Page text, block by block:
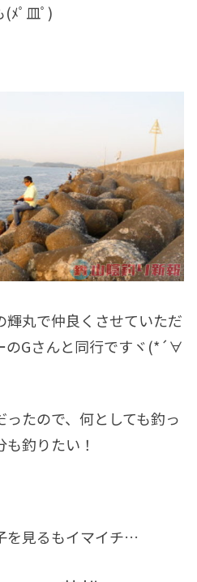
ﾒﾟ皿ﾟ)
丸で仲良くさせていただ
のGさんと同行ですヾ(*´∀
たので、何としても釣っ
釣りたい！
を見るもイマイチ…